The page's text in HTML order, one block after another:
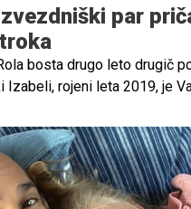
par
bosta drugo leto drugič
Izabeli, rojeni leta 2019, je
že viden nosečniški